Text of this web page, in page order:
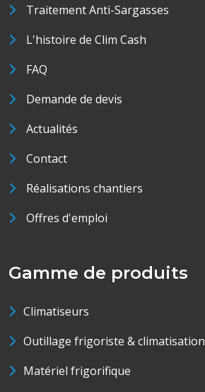
Traitement Anti-Sargasses
L'histoire de Clim Cash
FAQ
Demande de devis
Actualités
Contact
Réalisations chantiers
Offres d'emploi
Gamme de produits
Climatiseurs
Outillage frigoriste & climatisation
Matériel frigorifique